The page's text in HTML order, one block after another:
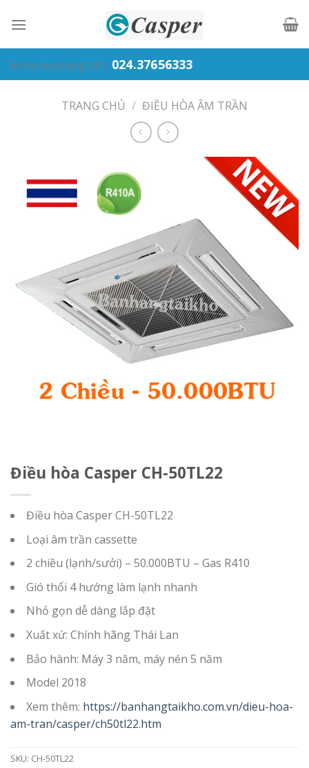
Hỗ trợ mua hàng 24/7: 024.37656333
TRANG CHỦ / ĐIỀU HÒA ÂM TRẦN
Điều hòa Casper CH-50TL22
Điều hòa Casper CH-50TL22
Loại âm trần cassette
2 chiều (lạnh/sưởi) – 50.000BTU – Gas R410
Gió thổi 4 hướng làm lạnh nhanh
Nhỏ gọn dễ dàng lắp đặt
Xuất xứ: Chính hãng Thái Lan
Bảo hành: Máy 3 năm, máy nén 5 năm
Model 2018
Xem thêm: https://banhangtaikho.com.vn/dieu-hoa-
am-tran/casper/ch50tl22.htm
SKU: CH-50TL22